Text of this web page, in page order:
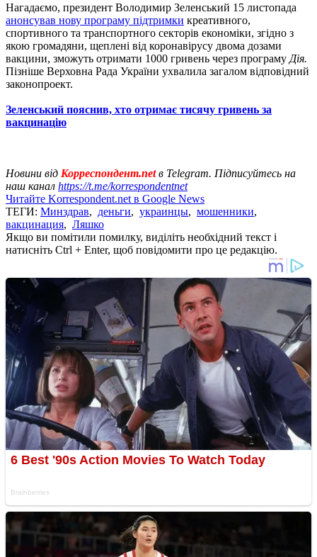
Нагадаємо, президент Володимир Зеленський 15 листопада
анонсував нову програму підтримки креативного,
спортивного та транспортного секторів економіки, згідно з
якою громадяни, щеплені від коронавірусу двома дозами
вакцини, зможуть отримати 1000 гривень через програму Дія.
Пізніше Верховна Рада України ухвалила загалом відповідний
законопроект.
Зеленський пояснив, хто отримає тисячу гривень за
вакцинацію
Новини від Корреспондент.netв Telegram. Підписуйтесь на
наш канал https://t.me/korrespondentnet
Читайте Korrespondent.net в Google News
ТЕГИ: Минздрав, деньги, украинцы, мошенники,
вакцинация, Ляшко
Якщо ви помітили помилку, виділіть необхідний текст і
натисніть Ctrl + Enter, щоб повідомити про це редакцію.